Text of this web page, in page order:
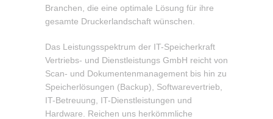
Branchen, die eine optimale Lösung für ihre
gesamte Druckerlandschaft wünschen.
Das Leistungsspektrum der IT-Speicherkraft
Vertriebs- und Dienstleistungs GmbH reicht von
Scan- und Dokumentenmanagement bis hin zu
Speicherlösungen (Backup), Softwarevertrieb,
IT-Betreuung, IT-Dienstleistungen und
Hardware. Reichen uns herkömmliche